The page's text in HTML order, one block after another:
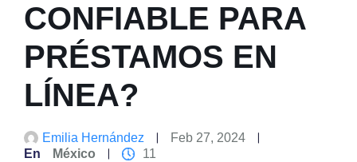
CONFIABLE PARA
PRÉSTAMOS EN
LÍNEA?
Emilia Hernández
Feb 27, 2024
En
México 11